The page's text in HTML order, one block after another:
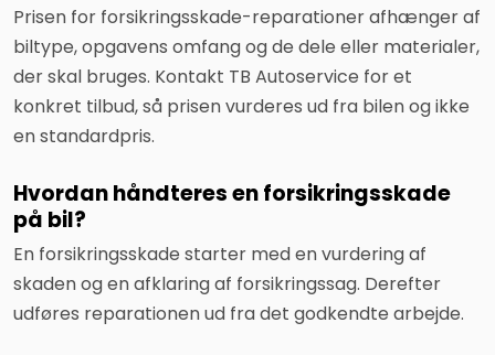
Prisen for forsikringsskade-reparationer afhænger af
biltype, opgavens omfang og de dele eller materialer,
der skal bruges. Kontakt TB Autoservice for et
konkret tilbud, så prisen vurderes ud fra bilen og ikke
en standardpris.
Hvordan håndteres en forsikringsskade
på bil?
En forsikringsskade starter med en vurdering af
skaden og en afklaring af forsikringssag. Derefter
udføres reparationen ud fra det godkendte arbejde.